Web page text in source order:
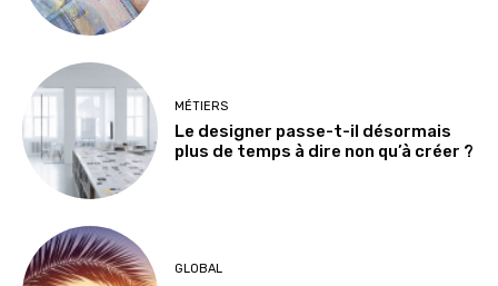
MÉTIERS
Le designer passe-t-il désormais
plus de temps à dire non qu’à créer ?
GLOBAL